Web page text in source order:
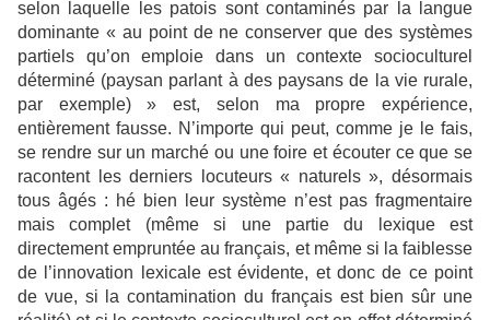
selon laquelle les patois sont contaminés par la langue
dominante « au point de ne conserver que des systèmes
partiels qu’on emploie dans un contexte socioculturel
déterminé (paysan parlant à des paysans de la vie rurale,
par exemple) » est, selon ma propre expérience,
entièrement fausse. N’importe qui peut, comme je le fais,
se rendre sur un marché ou une foire et écouter ce que se
racontent les derniers locuteurs « naturels », désormais
tous âgés : hé bien leur système n’est pas fragmentaire
mais complet (même si une partie du lexique est
directement empruntée au français, et même si la faiblesse
de l’innovation lexicale est évidente, et donc de ce point
de vue, si la contamination du français est bien sûr une